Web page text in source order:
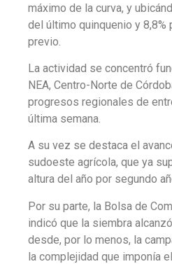
máximo de la curva, y
del último quinquenio y 8,8%
previo.
La actividad se concentró
NEA, Centro-Norte de
progresos regionales de
última semana.
A su vez se destaca el
sudoeste agrícola, que ya
altura del año por segundo
Por su parte, la Bolsa de
indicó que la siembra
desde, por lo menos, la
la complejidad que imponía